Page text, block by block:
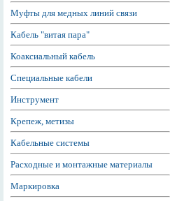
Муфты для медных линий связи
Кабель "витая пара"
Коаксиальный кабель
Специальные кабели
Инструмент
Крепеж, метизы
Кабельные системы
Расходные и монтажные материалы
Маркировка